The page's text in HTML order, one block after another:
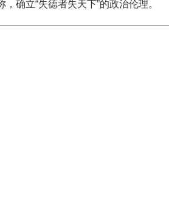
确立“失德者失天下”的政治伦理。